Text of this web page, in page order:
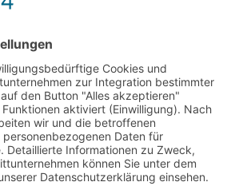
vor Spambots geschützt! Zur Anzeige
sein.